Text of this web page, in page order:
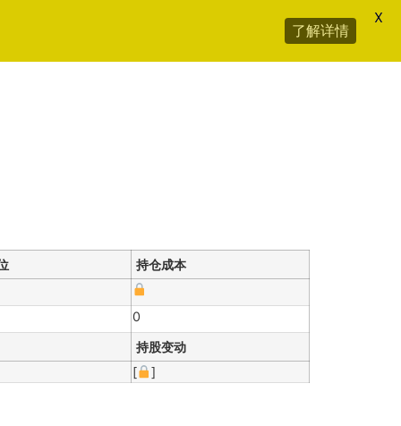
持仓成本
0
持股变动
[
]
了解详情
X